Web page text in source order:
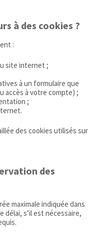
à des cookies ?
:
site internet ;
à un formulaire que
accès à votre compte) ;
;
des cookies utilisés sur
des
maximale indiquée dans
délai, s’il est nécessaire,